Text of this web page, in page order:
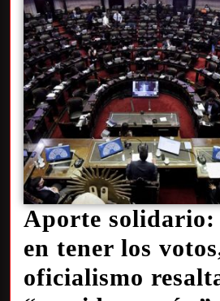
Aporte solidario:
en tener los
oficialismo